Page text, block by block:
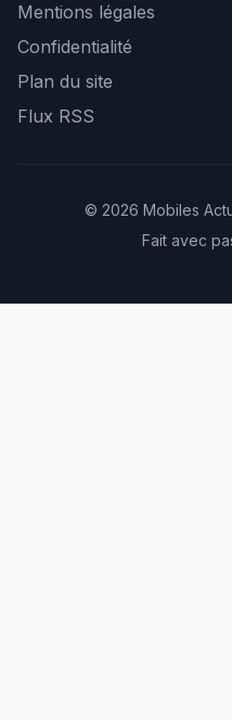
Mentions légales
Confidentialité
Plan du site
Flux RSS
© 2026 Mobiles
Fait avec